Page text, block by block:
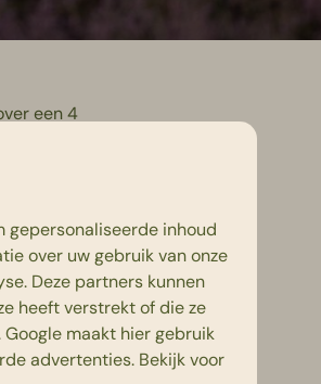
een 4
door
starten bij
gepersonaliseerde inhoud
over uw gebruik van onze
Deze partners kunnen
heeft verstrekt of die ze
Google maakt hier gebruik
advertenties. Bekijk voor